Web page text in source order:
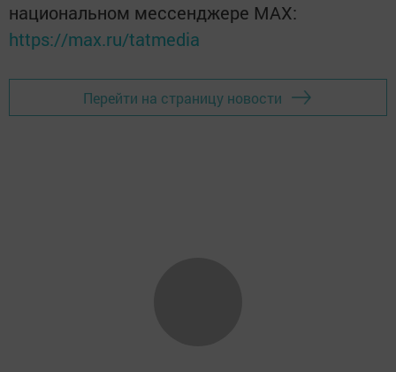
национальном мессенджере MАХ:
https://max.ru/tatmedia
Перейти на страницу новости